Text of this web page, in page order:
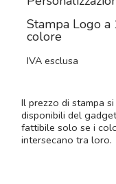
Stampa Logo a
colore
IVA esclusa
Il prezzo di stampa
disponibili del
fattibile solo se i
intersecano tra loro.